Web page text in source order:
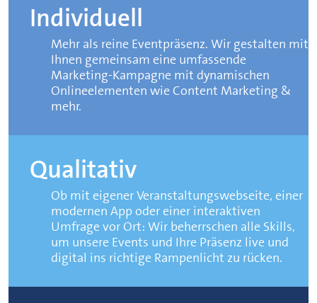
Individuell
Mehr als reine Eventpräsenz. Wir gestalten mit
Ihnen gemeinsam eine umfassende
Marketing-Kampagne mit dynamischen
Onlineelementen wie Content Marketing &
mehr.
Qualitativ
Ob mit eigener Veranstaltungswebseite, einer
modernen App oder einer interaktiven
Umfrage vor Ort: Wir beherrschen alle Skills,
um unsere Events und Ihre Präsenz live und
digital ins richtige Rampenlicht zu rücken.